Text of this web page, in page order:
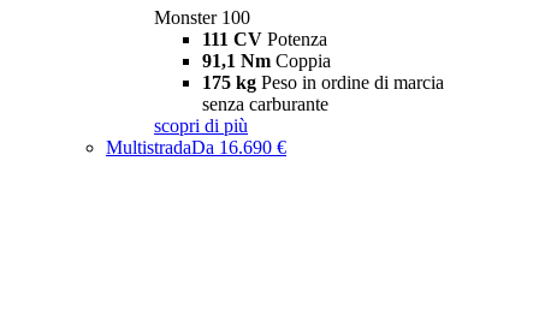
Monster 100
111 CV Potenza
91,1 Nm Coppia
175 kg Peso in ordine di marcia
senza carburante
scopri di più
MultistradaDa 16.690 €